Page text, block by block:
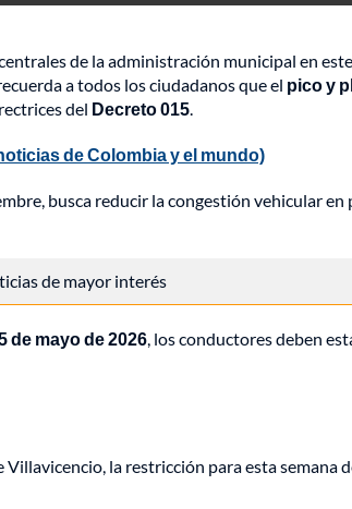
de la administración municipal en
a todos los ciudadanos que el pico y
del Decreto 015.
de Colombia y el mundo)
busca reducir la congestión vehicular
de mayor interés
de mayo de 2026, los conductores deben
la restricción para esta semana